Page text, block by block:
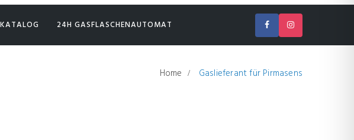
24H GASFLASCHENAUTOMAT
Home Gaslieferant für Pirmasens